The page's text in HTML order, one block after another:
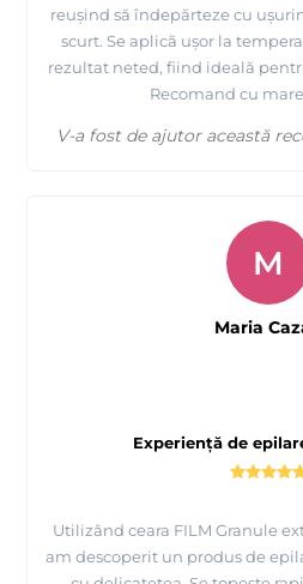
reușind să îndepărteze cu
scurt. Se aplică ușor la
rezultat neted, fiind ideală
Recomand cu
V-a fost de ajutor această
Experiență de
Utilizând ceara FILM Granule
am descoperit un produs de
M
Maria